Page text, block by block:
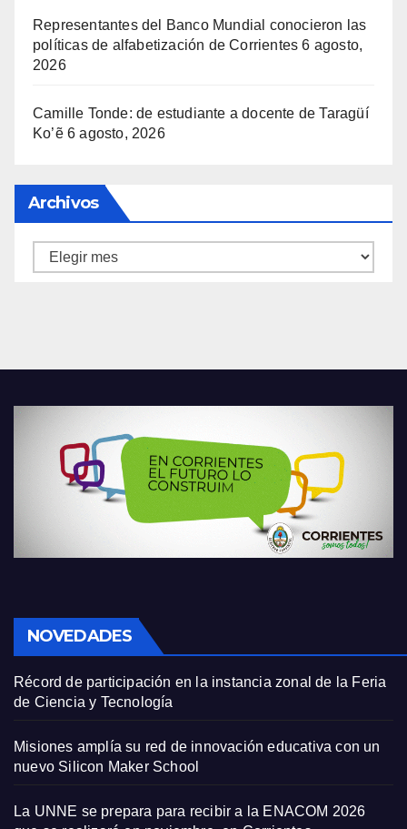
Representantes del Banco Mundial conocieron las
políticas de alfabetización de Corrientes 6 agosto,
2026
Camille Tonde: de estudiante a docente de Taragüí
Ko’ẽ 6 agosto, 2026
Archivos
Archivos
NOVEDADES
Récord de participación en la instancia zonal de la Feria
de Ciencia y Tecnología
Misiones amplía su red de innovación educativa con un
nuevo Silicon Maker School
La UNNE se prepara para recibir a la ENACOM 2026